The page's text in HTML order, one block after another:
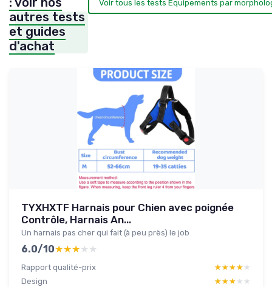
autres tests
et guides
d'achat
Voir tous les tests Équipements par
TYXHXTF Harnais pour Chien avec poignée
Contrôle, Harnais An...
Un harnais pas cher qui fait (à peu près) le job
6.0/10★★★★★
★★★★★
Rapport qualité-prix ★★★★★
★★★★★
Design
★★★★★
★★★★★